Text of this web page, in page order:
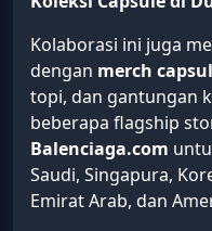
Kolaborasi ini juga
dengan merch
topi, dan gantungan
beberapa flagship
Balenciaga.com
Saudi, Singapura,
Emirat Arab, dan